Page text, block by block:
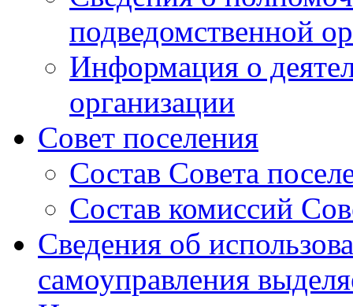
подведомственной
Информация о
организации
Совет поселения
Состав Совета
Состав комиссий
Сведения об
самоуправления